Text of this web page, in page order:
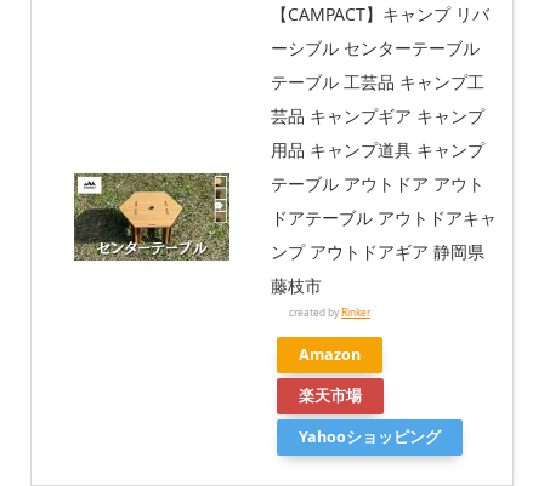
【CAMPACT】キャンプ リバ
ーシブル センターテーブル
テーブル 工芸品 キャンプ工
芸品 キャンプギア キャンプ
用品 キャンプ道具 キャンプ
テーブル アウトドア アウト
ドアテーブル アウトドアキャ
ンプ アウトドアギア 静岡県
藤枝市
created by Rinker
Amazon
楽天市場
Yahooショッピング